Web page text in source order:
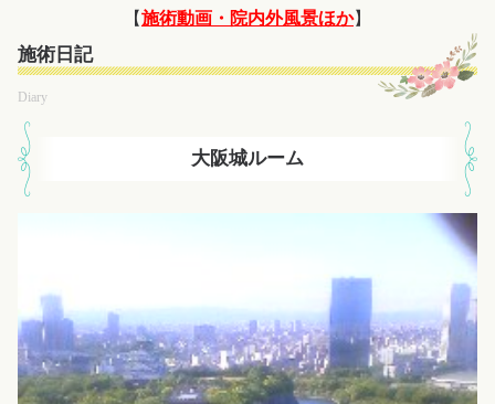
【施術動画・院内外風景ほか】
施術日記
Diary
大阪城ルーム